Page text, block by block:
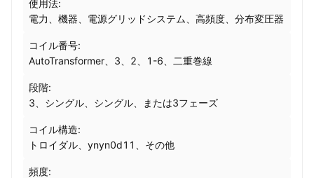
使用法:
電力、機器、電源グリッドシステム、高頻度、分布変圧器
コイル番号:
AutoTransformer、3、2、1-6、二重巻線
段階:
3、シングル、シングル、または3フェーズ
コイル構造:
トロイダル、ynyn0d11、その他
頻度: